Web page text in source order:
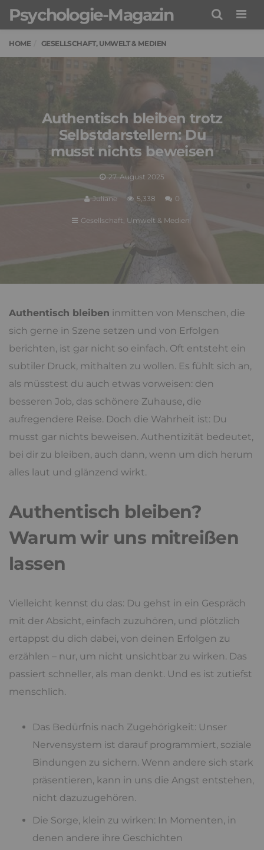
Psychologie-Magazin
HOME GESELLSCHAFT, UMWELT & MEDIEN
Authentisch bleiben trotz
Selbstdarstellern: Du
musst nichts beweisen
27. August 2025
Juliane 5,338 0
Gesellschaft, Umwelt & Medien
Authentisch bleiben inmitten von Menschen, die
sich gerne in Szene setzen und von Erfolgen
berichten, ist gar nicht so einfach. Oft entsteht ein
subtiler Druck, mithalten zu wollen. Es fühlt sich an,
als müsstest du auch etwas vorweisen: den
besseren Job, das schönere Zuhause, die
aufregendere Reise. Doch die Wahrheit ist: Du
musst gar nichts beweisen. Authentizität bedeutet,
bei dir zu bleiben, auch dann, wenn um dich herum
alles laut und glänzend wirkt.
Authentisch bleiben?
Warum wir uns mitreißen
lassen
Vielleicht kennst du das: Du gehst in ein Gespräch
mit der Absicht, einfach zuzuhören, und plötzlich
ertappst du dich dabei, von deinen Erfolgen zu
erzählen – nur, um nicht unsichtbar zu wirken. Das
passiert schneller, als man denkt. Und es ist zutiefst
menschlich.
Das Bedürfnis nach Zugehörigkeit: Unser
Nervensystem ist darauf programmiert, soziale
Bindungen zu sichern. Wenn andere sich stark
präsentieren, kann in uns die Angst entstehen,
nicht dazuzugehören.
Die Sorge, klein zu wirken: In Momenten, in
denen andere ihre Geschichten